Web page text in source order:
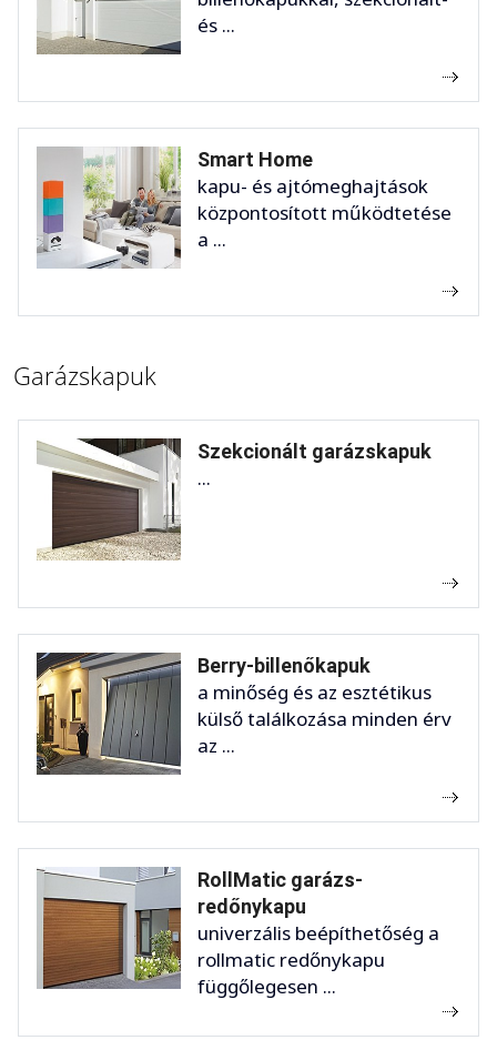
és ...
Smart Home
kapu- és ajtómeghajtások
központosított működtetése
a ...
Garázskapuk
Szekcionált garázskapuk
...
Berry-billenőkapuk
a minőség és az esztétikus
külső találkozása minden érv
az ...
RollMatic garázs-
redőnykapu
univerzális beépíthetőség a
rollmatic redőnykapu
függőlegesen ...